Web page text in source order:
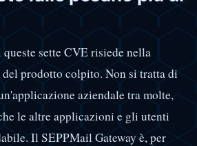
sette CVE risiede nella
prodotto colpito. Non si tratta di
aziendale tra molte,
le altre applicazioni e gli utenti
Il SEPPMail Gateway è, per